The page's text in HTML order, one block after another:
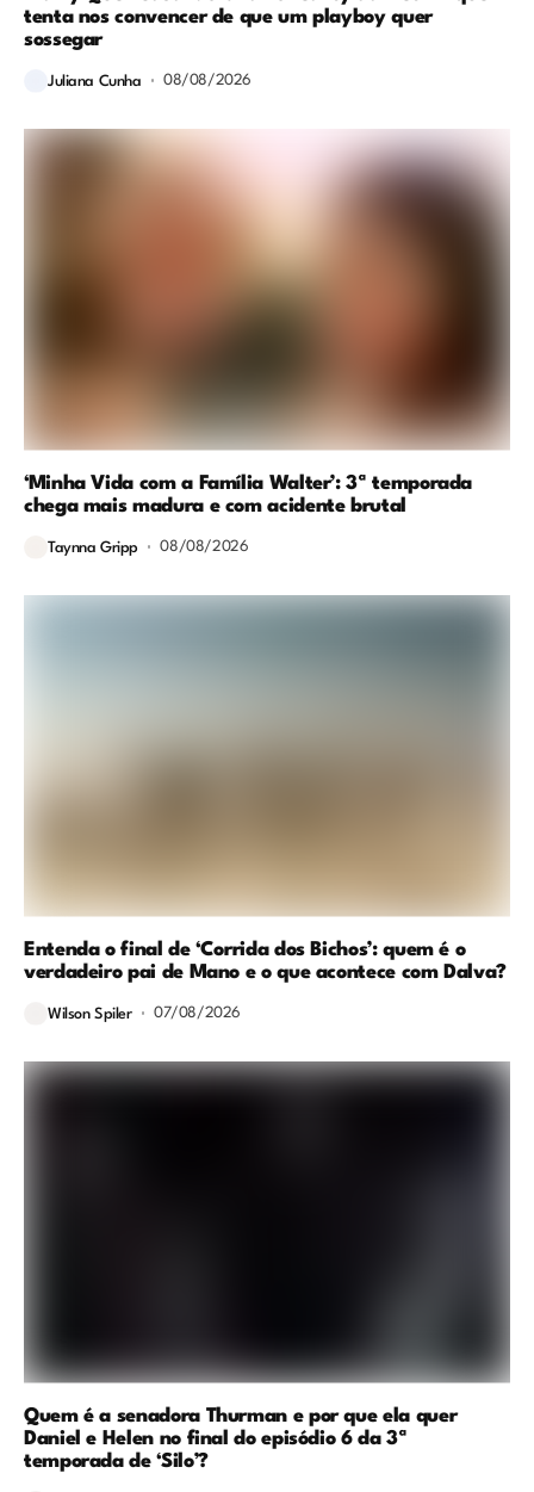
tenta nos convencer de que um playboy quer
sossegar
Juliana Cunha 08/08/2026
‘Minha Vida com a Família Walter’: 3ª temporada
chega mais madura e com acidente brutal
Taynna Gripp 08/08/2026
Entenda o final de ‘Corrida dos Bichos’: quem é o
verdadeiro pai de Mano e o que acontece com Dalva?
Wilson Spiler 07/08/2026
Quem é a senadora Thurman e por que ela quer
Daniel e Helen no final do episódio 6 da 3ª
temporada de ‘Silo’?